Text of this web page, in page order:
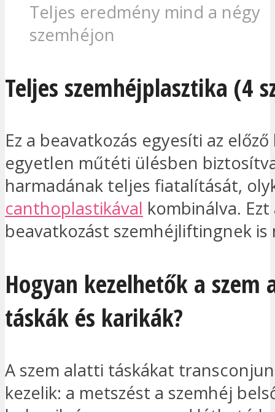
Teljes eredmény mind a négy
szemhéjon
Teljes szemhéjplasztika (4
Ez a beavatkozás egyesíti az
egyetlen műtéti ülésben
harmadának teljes fiatalítását,
canthoplastikával kombinálva. Ezt
beavatkozást szemhéjliftingnek is
Hogyan kezelhetők a szem
táskák és karikák?
A szem alatti táskákat
kezelik: a metszést a szemhéj